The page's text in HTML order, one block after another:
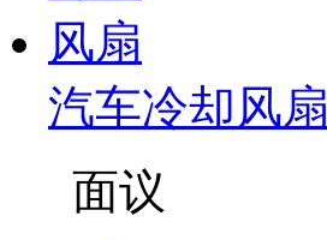
汽车冷却风扇
面议